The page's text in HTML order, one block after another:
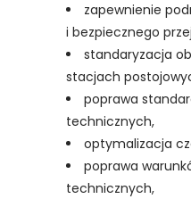
zapewnienie
i bezpiecznego
standaryzacja
stacjach
poprawa
technicznych,
optymalizacja
poprawa
technicznych,